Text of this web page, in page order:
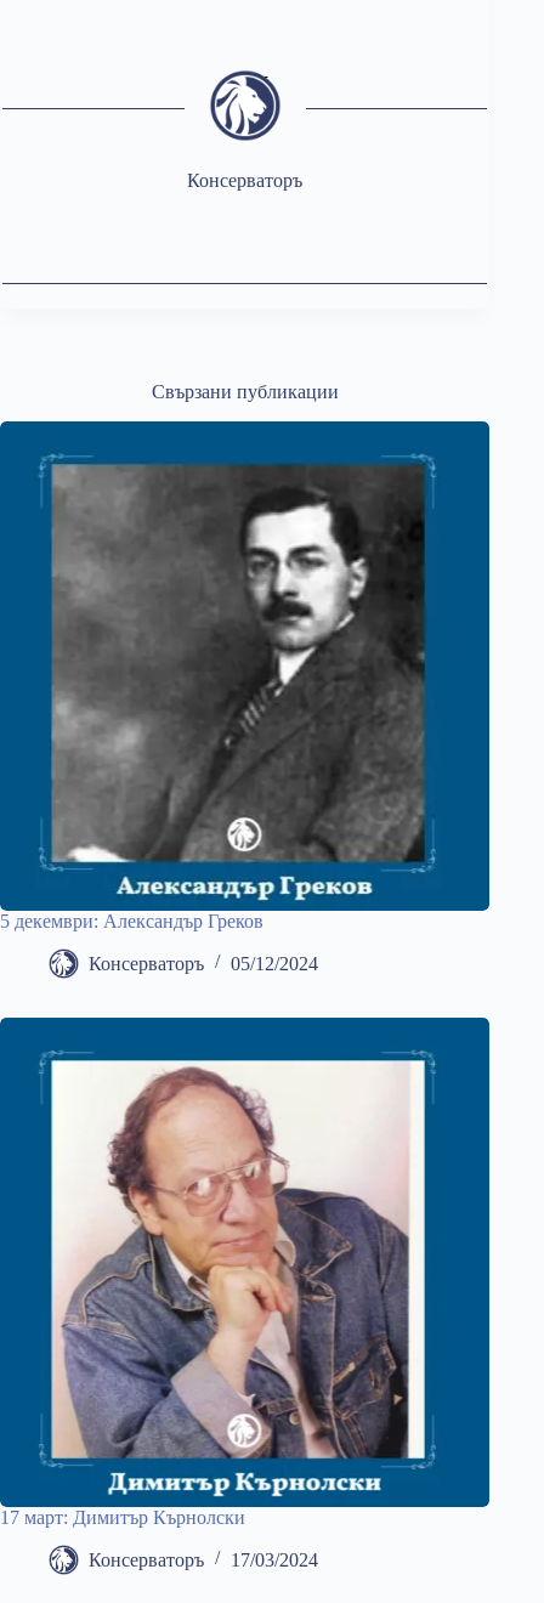
Консерваторъ
Свързани публикации
5 декември: Александър Греков
Консерваторъ 05/12/2024
17 март: Димитър Кърнолски
Консерваторъ 17/03/2024